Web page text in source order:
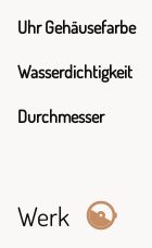
Uhr Gehäusefarbe
Wasserdichtigkeit
Durchmesser
Werk